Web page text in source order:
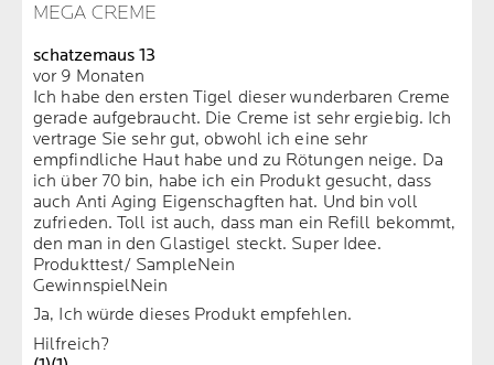
MEGA CREME
schatzemaus 13
vor 9 Monaten
Ich habe den ersten Tigel dieser wunderbaren Creme
gerade aufgebraucht. Die Creme ist sehr ergiebig. Ich
vertrage Sie sehr gut, obwohl ich eine sehr
empfindliche Haut habe und zu Rötungen neige. Da
ich über 70 bin, habe ich ein Produkt gesucht, dass
auch Anti Aging Eigenschagften hat. Und bin voll
zufrieden. Toll ist auch, dass man ein Refill bekommt,
den man in den Glastigel steckt. Super Idee.
Produkttest/ SampleNein
GewinnspielNein
Ja, Ich würde dieses Produkt empfehlen.
Hilfreich?